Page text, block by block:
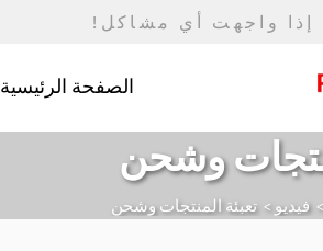
إذا واجهت أي مشاكل!
الصفحة الرئيسية
وشحن
>فيديو >تعبئة المنتجات وشحن